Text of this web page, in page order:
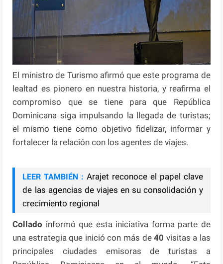
El ministro de Turismo afirmó que este programa de
lealtad es pionero en nuestra historia, y reafirma el
compromiso que se tiene para que República
Dominicana siga impulsando la llegada de turistas;
el mismo tiene como objetivo fidelizar, informar y
fortalecer la relación con los agentes de viajes.
LEER TAMBIÉN : Arajet reconoce el papel clave
de las agencias de viajes en su consolidación y
crecimiento regional
Collado informó que esta iniciativa forma parte de
una estrategia que inició con más de40 visitas a las
principales ciudades emisoras de turistas a